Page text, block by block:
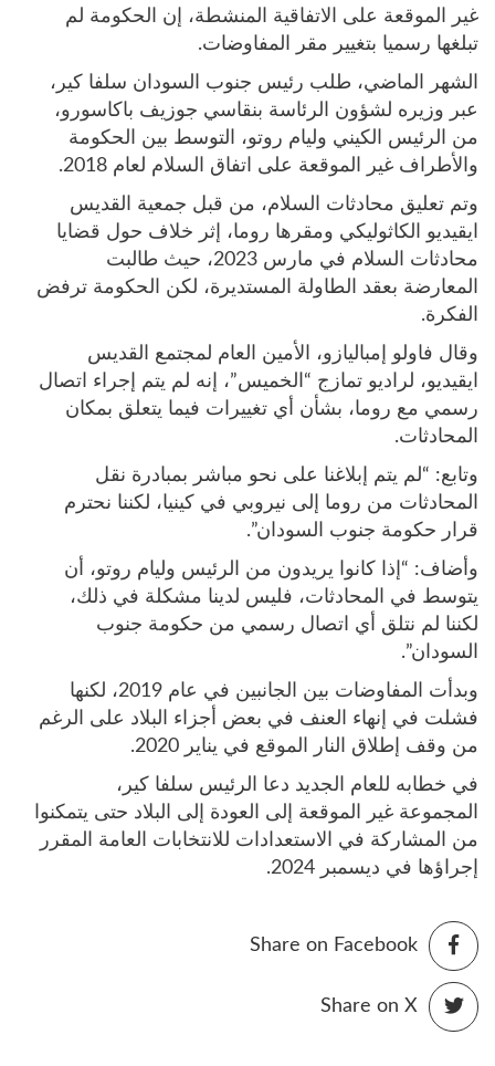
غير الموقعة على الاتفاقية المنشطة، إن الحكومة لم
تبلغها رسميا بتغيير مقر المفاوضات.
الشهر الماضي، طلب رئيس جنوب السودان سلفا كير،
عبر وزيره لشؤون الرئاسة بنقاسي جوزيف باكاسورو،
من الرئيس الكيني وليام روتو، التوسط بين الحكومة
والأطراف غير الموقعة على اتفاق السلام لعام 2018.
وتم تعليق محادثات السلام، من قبل جمعية القديس
ايقيديو الكاثوليكي ومقرها روما، إثر خلاف حول قضايا
محادثات السلام في مارس 2023، حيث طالبت
المعارضة بعقد الطاولة المستديرة، لكن الحكومة ترفض
الفكرة.
وقال فاولو إمباليازو، الأمين العام لمجتمع القديس
ايقيديو، لراديو تمازج “الخميس”، إنه لم يتم إجراء اتصال
رسمي مع روما، بشأن أي تغييرات فيما يتعلق بمكان
المحادثات.
وتابع: “لم يتم إبلاغنا على نحو مباشر بمبادرة نقل
المحادثات من روما إلى نيروبي في كينيا، لكننا نحترم
قرار حكومة جنوب السودان”.
وأضاف: “إذا كانوا يريدون من الرئيس وليام روتو، أن
يتوسط في المحادثات، فليس لدينا مشكلة في ذلك،
لكننا لم نتلق أي اتصال رسمي من حكومة جنوب
السودان”.
وبدأت المفاوضات بين الجانبين في عام 2019، لكنها
فشلت في إنهاء العنف في بعض أجزاء البلاد على الرغم
من وقف إطلاق النار الموقع في يناير 2020.
في خطابه للعام الجديد دعا الرئيس سلفا كير،
المجموعة غير الموقعة إلى العودة إلى البلاد حتى يتمكنوا
من المشاركة في الاستعدادات للانتخابات العامة المقرر
إجراؤها في ديسمبر 2024.
Share on Facebook
Share on X